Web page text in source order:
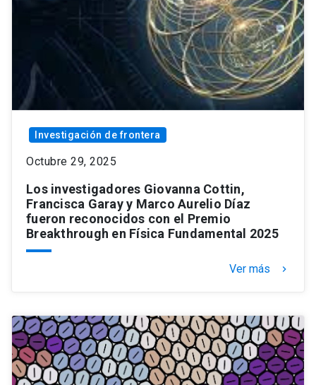
Investigación de frontera
Octubre 29, 2025
Los investigadores Giovanna Cottin,
Francisca Garay y Marco Aurelio Díaz
fueron reconocidos con el Premio
Breakthrough en Física Fundamental 2025
Ver más keyboard_arrow_right